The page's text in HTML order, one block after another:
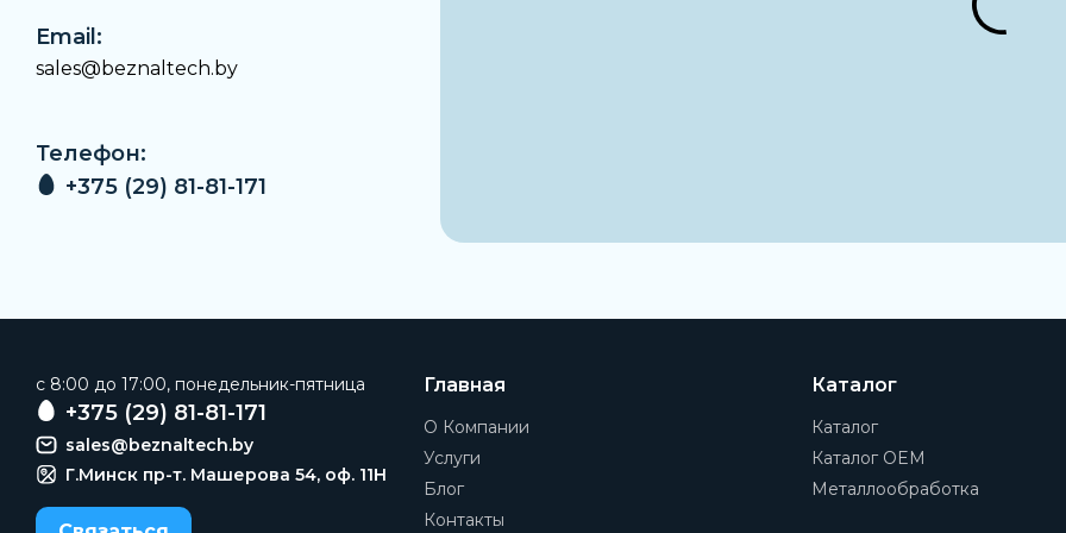
Класс точности
Группа
Наименование
Зазор
Email:
sales@beznaltech.by
Телефон:
+375 (29) 81-81-171
c 8:00 до 17:00, понедельник-пятница
+375 (29) 81-81-171
sales@beznaltech.by
Г.Минск пр-т. Машерова 54, оф. 11H
Главная
О Компании
Услуги
Блог
Контакты
Каталог
Каталог
Каталог OEM
Металлообработка